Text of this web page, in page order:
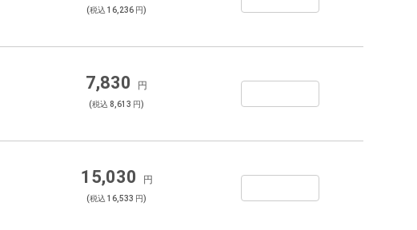
(税込 16,236 円)
7,830 円
(税込 8,613 円)
15,030 円
(税込 16,533 円)